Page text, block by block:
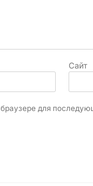
Сайт
для